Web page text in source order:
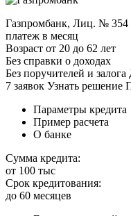
Газпромбанк, Лиц. № 354
платеж в месяц
Возраст от 20 до 62 лет
Без справки о доходах
Без поручителей и
7 заявок Узнать решение
Параметры кредита
Пример расчета
О банке
Сумма кредита:
от 100 тыс
Срок кредитования:
до 60 месяцев